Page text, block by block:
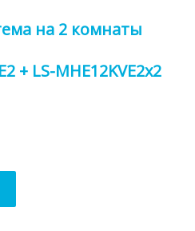
на 2 комнаты
+ LS-MHE12KVE2x2